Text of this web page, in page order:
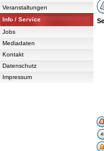
Veranstaltungen
Info / Service
Jobs
Mediadaten
Kontakt
Datenschutz
Impressum